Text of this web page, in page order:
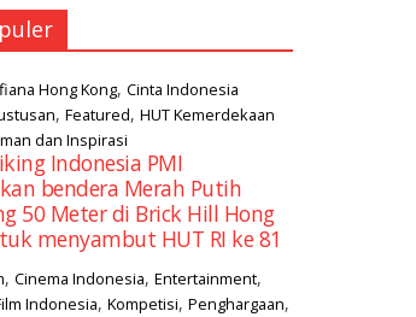
Hong Kong, Cinta Indonesia
, Featured, HUT Kemerdekaan
dan Inspirasi
Indonesia PMI
bendera Merah Putih
50 Meter di Brick Hill Hong
menyambut HUT RI ke 81
, Cinema Indonesia, Entertainment,
Indonesia, Kompetisi, Penghargaan,